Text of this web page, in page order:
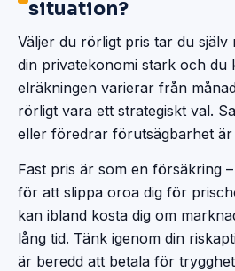
situation?
Väljer du rörligt pris tar du själv
din privatekonomi stark och du
elräkningen varierar från
rörligt vara ett strategiskt val.
eller föredrar förutsägbarhet
Fast pris är som en försäkring
för att slippa oroa dig för
kan ibland kosta dig om
lång tid. Tänk igenom din
är beredd att betala för